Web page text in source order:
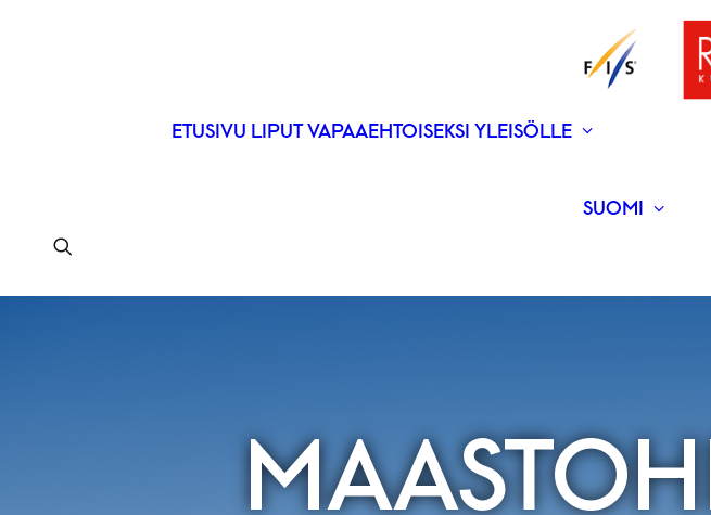
ETUSIVU LIPUT VAPAAEHTOISEKSI YLEISÖLLE
SUOMI